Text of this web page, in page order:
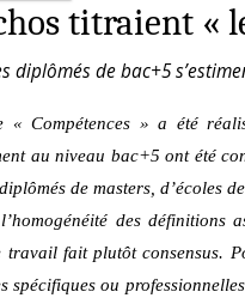
titraient «
diplômés de bac+5
« Compétences » a été
au niveau bac+5 ont été
de masters, d’écoles
des définitions
travail fait plutôt consensus.
spécifiques ou